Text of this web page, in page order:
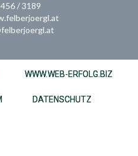
/ 3189
WWW.WEB-ERFOLG.BIZ
DATENSCHUTZ